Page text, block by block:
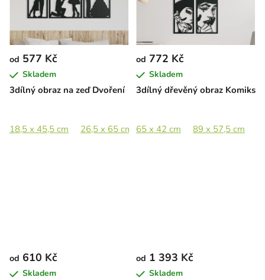
3dílný obraz na zeď Dvoření
od 577 Kč
Skladem
18,5 x 45,5 cm 26,5 x 65 cm 36,5 x 89 cm 54,5 x 133 cm
3dílný dřevěný obraz Komiks
od 772 Kč
Skladem
65 x 42 cm 89 x 57,5 cm
od 610 Kč
Skladem
od 1 393 Kč
Skladem